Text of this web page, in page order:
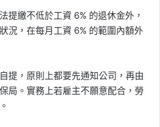
提繳不低於工資 6% 的退休金外，
況，在每月工資 6% 的範圍內額外
提，原則上都要先通知公司，再由
局。實務上若雇主不願意配合，勞